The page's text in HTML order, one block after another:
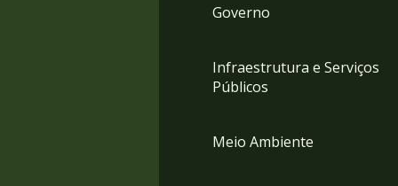
Governo
Infraestrutura e Serviços
Públicos
Meio Ambiente